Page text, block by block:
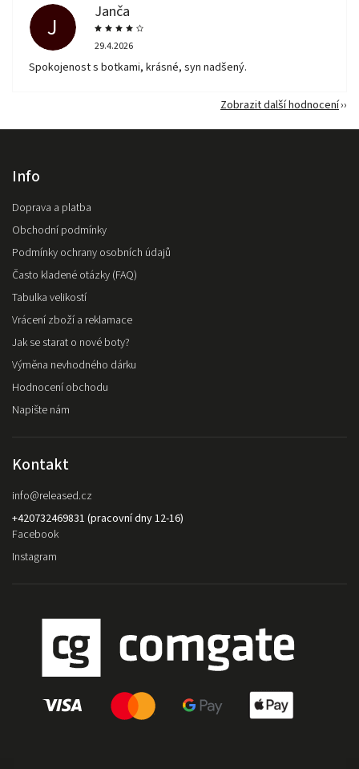
J
Janča
29.4.2026
Spokojenost s botkami, krásné, syn nadšený.
Zobrazit další hodnocení
Info
Doprava a platba
Obchodní podmínky
Podmínky ochrany osobních údajů
Často kladené otázky (FAQ)
Tabulka velikostí
Vrácení zboží a reklamace
Jak se starat o nové boty?
Výměna nevhodného dárku
Hodnocení obchodu
Napište nám
Kontakt
info@released.cz
+420732469831 (pracovní dny 12-16)
Facebook
Instagram